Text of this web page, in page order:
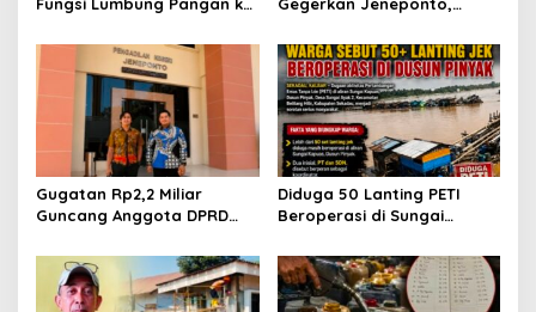
Jeneponto Didesak
Bongkar Seluruh Dokumen
Suara
Gugatan Rp2,2 Miliar
Guncang Anggota DPRD
Sidang Masuk Pembuktian
Diduga 50 Lanting PETI
Beroperasi di Sungai
Aparat Bongkar Aktor di
Balik Tambang Emas Ilegal